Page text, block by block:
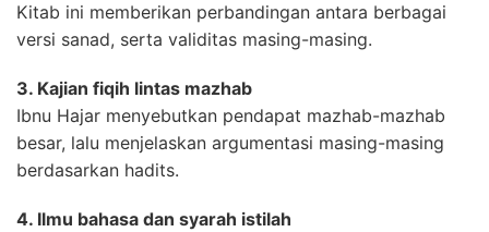
Kitab ini memberikan perbandingan antara berbagai
versi sanad, serta validitas masing-masing.
3. Kajian fiqih lintas mazhab
Ibnu Hajar menyebutkan pendapat mazhab-mazhab
besar, lalu menjelaskan argumentasi masing-masing
berdasarkan hadits.
4. Ilmu bahasa dan syarah istilah